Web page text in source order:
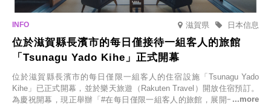
滋賀県 日本信息
位於滋賀縣長濱市的每日僅接待一組客人的旅館
「Tsunagu Yado Kihe」正式開幕
位於滋賀縣長濱市的每日僅限一組客人的住宿設施「Tsunagu Yado
Kihe」已正式開幕，並於樂天旅遊（Rakuten Travel）開放住宿預訂。
為慶祝開幕，現正舉辦「#在每日僅限一組客人的旅館，展開一生一次